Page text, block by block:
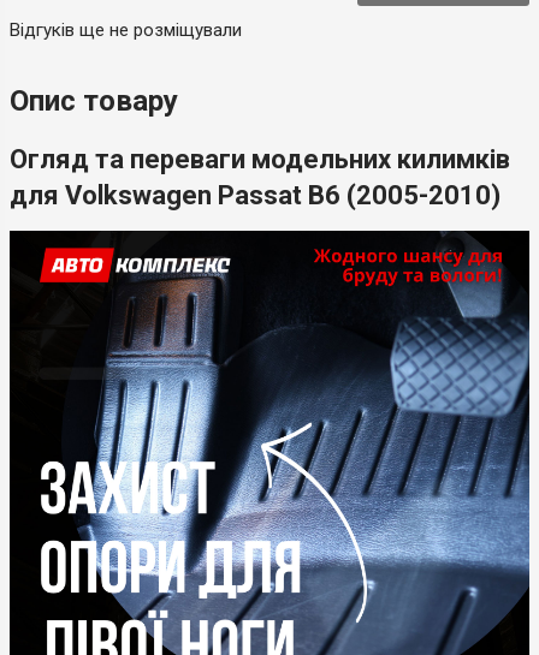
Відгуків ще не розміщували
Опис товару
Огляд та переваги модельних килимків
для Volkswagen Passat B6 (2005-2010)